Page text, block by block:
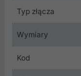
Typ złącza
Wymiary
Kod